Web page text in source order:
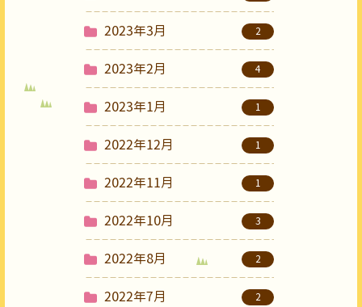
2023年3月 2
2023年2月 4
2023年1月 1
2022年12月 1
2022年11月 1
2022年10月 3
2022年8月 2
2022年7月 2